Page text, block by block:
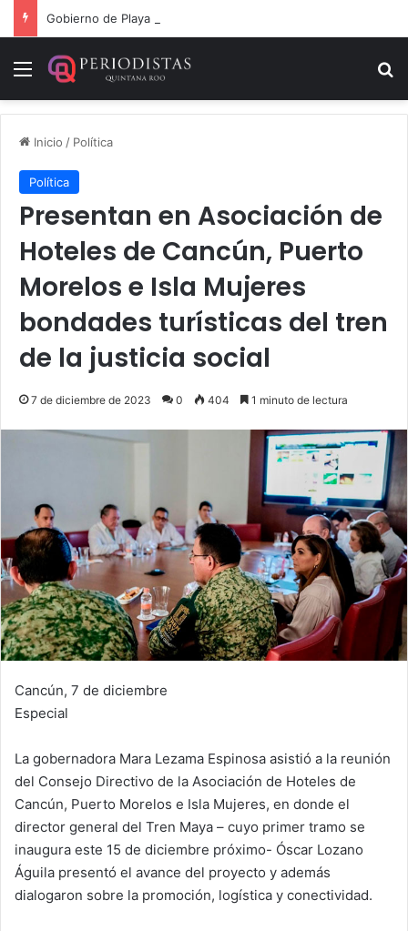
Menú
Inicio / Política
Política
Presentan en Asociación de
Hoteles de Cancún, Puerto
Morelos e Isla Mujeres
bondades turísticas del tren
de la justicia social
7 de diciembre de 2023 0 404 1 minuto de lectura
Cancún, 7 de diciembre
Especial
La gobernadora Mara Lezama Espinosa asistió a la reunión
del Consejo Directivo de la Asociación de Hoteles de
Cancún, Puerto Morelos e Isla Mujeres, en donde el
director general del Tren Maya – cuyo primer tramo se
inaugura este 15 de diciembre próximo- Óscar Lozano
Águila presentó el avance del proyecto y además
dialogaron sobre la promoción, logística y conectividad.